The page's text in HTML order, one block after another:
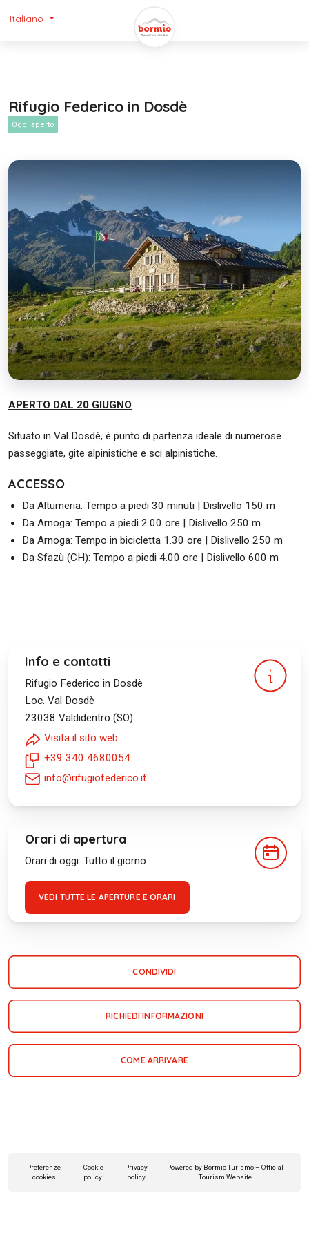
Italiano
Rifugio Federico in Dosdè
Oggi aperto
APERTO DAL 20 GIUGNO
Situato in Val Dosdè, è punto di partenza ideale di numerose
passeggiate, gite alpinistiche e sci alpinistiche.
ACCESSO
Da Altumeria: Tempo a piedi 30 minuti | Dislivello 150 m
Da Arnoga: Tempo a piedi 2.00 ore | Dislivello 250 m
Da Arnoga: Tempo in bicicletta 1.30 ore | Dislivello 250 m
Da Sfazù (CH): Tempo a piedi 4.00 ore | Dislivello 600 m
Info e contatti
Rifugio Federico in Dosdè
Loc. Val Dosdè
23038 Valdidentro (SO)
Visita il sito web
+39 340 4680054
info@rifugiofederico.it
Orari di apertura
Orari di oggi: Tutto il giorno
VEDI TUTTE LE APERTURE E ORARI
CONDIVIDI
RICHIEDI INFORMAZIONI
COME ARRIVARE
Preferenze
cookies
Cookie
policy
Privacy
policy
Powered by Bormio Turismo – Official
Tourism Website